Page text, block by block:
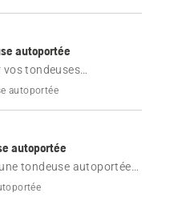
autoportée
vos tondeuses
autoportée
autoportée
tondeuse autoportée
comment la nettoyer